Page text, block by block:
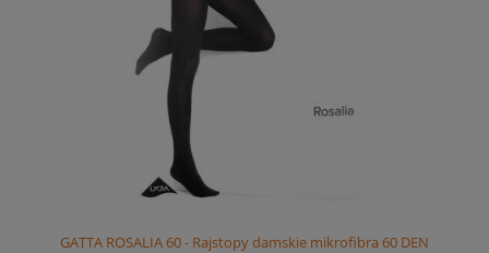
GATTA ROSALIA 60 - Rajstopy damskie mikrofibra 60 DEN